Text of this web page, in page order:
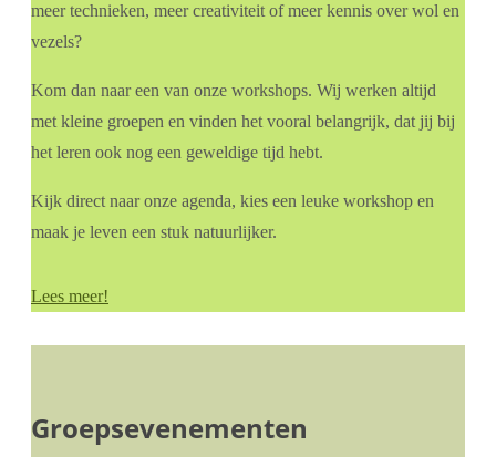
meer technieken, meer creativiteit of meer kennis over wol en
vezels?
Kom dan naar een van onze workshops. Wij werken altijd
met kleine groepen en vinden het vooral belangrijk, dat jij bij
het leren ook nog een geweldige tijd hebt.
Kijk direct naar onze agenda, kies een leuke workshop en
maak je leven een stuk natuurlijker.
Lees meer!
Groepsevenementen